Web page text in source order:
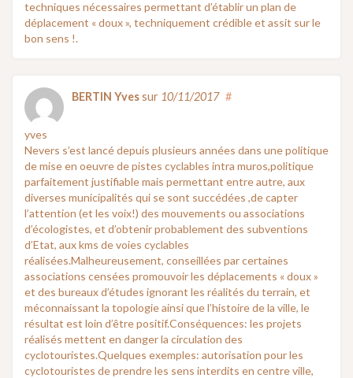
techniques nécessaires permettant d’établir un plan de
déplacement « doux », techniquement crédible et assit sur le
bon sens !.
BERTIN Yvessur 10/11/2017 #
yves
Nevers s’est lancé depuis plusieurs années dans une politique
de mise en oeuvre de pistes cyclables intra muros,politique
parfaitement justifiable mais permettant entre autre, aux
diverses municipalités qui se sont succédées ,de capter
l’attention (et les voix!) des mouvements ou associations
d’écologistes, et d’obtenir probablement des subventions
d’Etat, aux kms de voies cyclables
réalisées.Malheureusement, conseillées par certaines
associations censées promouvoir les déplacements « doux »
et des bureaux d’études ignorant les réalités du terrain, et
méconnaissant la topologie ainsi que l’histoire de la ville, le
résultat est loin d’être positif.Conséquences: les projets
réalisés mettent en danger la circulation des
cyclotouristes.Quelques exemples: autorisation pour les
cyclotouristes de prendre les sens interdits en centre ville,